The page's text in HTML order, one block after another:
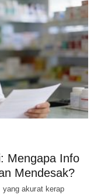
Mengapa Info
Mendesak?
akurat kerap